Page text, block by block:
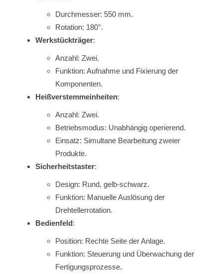
Durchmesser: 550 mm.
Rotation: 180°.
Werkstückträger:
Anzahl: Zwei.
Funktion: Aufnahme und Fixierung der
Komponenten.
Heißverstemmeinheiten:
Anzahl: Zwei.
Betriebsmodus: Unabhängig operierend.
Einsatz: Simultane Bearbeitung zweier
Produkte.
Sicherheitstaster:
Design: Rund, gelb-schwarz.
Funktion: Manuelle Auslösung der
Drehtellerrotation.
Bedienfeld:
Position: Rechte Seite der Anlage.
Funktion: Steuerung und Überwachung der
Fertigungsprozesse.